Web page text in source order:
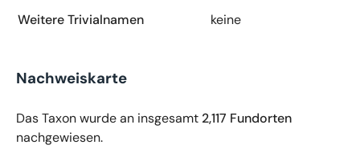
Weitere Trivialnamen
keine
Nachweiskarte
Das Taxon wurde an insgesamt 2,117 Fundorten
nachgewiesen.